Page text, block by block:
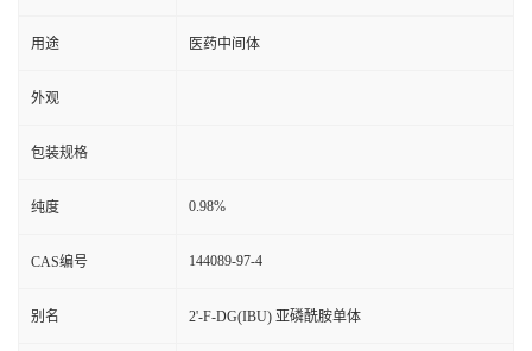
用途 医药中间体
外观
包装规格
纯度 0.98%
CAS编号 144089-97-4
别名 2'-F-DG(IBU) 亚磷酰胺单体